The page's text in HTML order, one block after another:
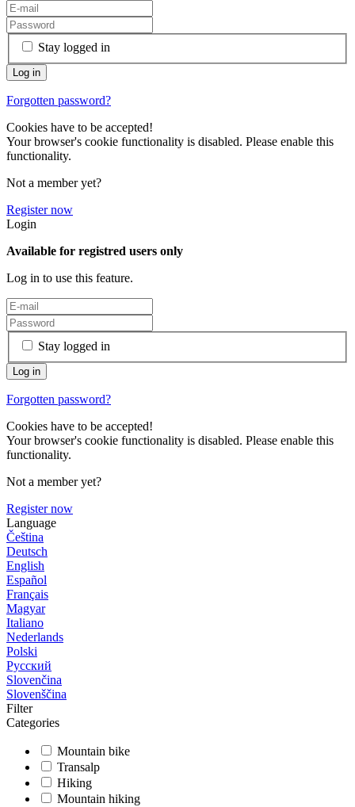
Stay logged in
Forgotten password?
Cookies have to be accepted!
Your browser's cookie functionality is disabled. Please enable this
functionality.
Not a member yet?
Register now
Login
Available for registred users only
Log in to use this feature.
Stay logged in
Forgotten password?
Cookies have to be accepted!
Your browser's cookie functionality is disabled. Please enable this
functionality.
Not a member yet?
Register now
Language
Čeština
Deutsch
English
Español
Français
Magyar
Italiano
Nederlands
Polski
Русский
Slovenčina
Slovenščina
Filter
Categories
Mountain bike
Transalp
Hiking
Mountain hiking